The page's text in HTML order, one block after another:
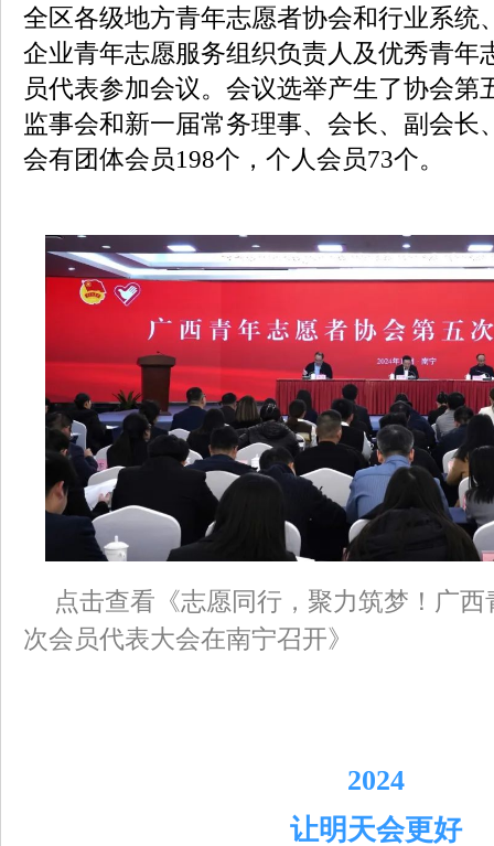
全区各级地方青年志愿者协会和行业系统
企业青年志愿服务组织负责人及优秀青年
员代表参加会议。会议选举产生了协会第
监事会和新一届常务理事、会长、副会长
会有团体会员198个，个人会员73个。
点击查看《志愿同行，聚力筑梦！广
次会员代表大会在南宁召开》
2024
让明天会更好